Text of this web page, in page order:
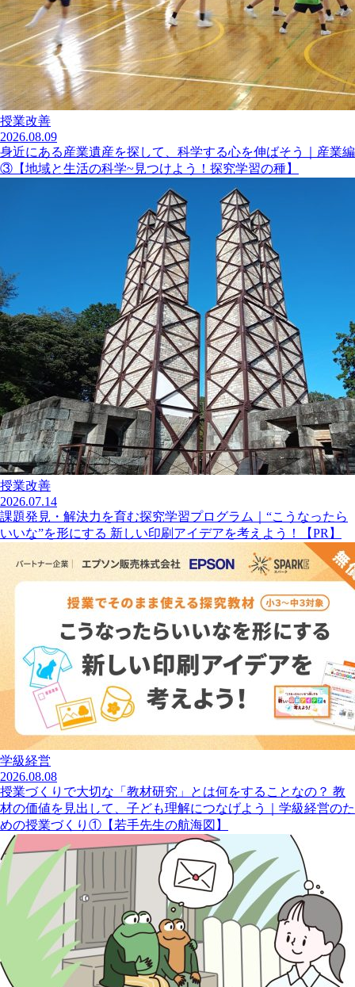
授業改善
2026.08.09
身近にある産業遺産を探して、科学する心を伸ばそう｜産業編
③【地域と生活の科学~見つけよう！探究学習の種】
授業改善
2026.07.14
課題発見・解決力を育む探究学習プログラム｜“こうなったら
いいな”を形にする 新しい印刷アイデアを考えよう！【PR】
学級経営
2026.08.08
授業づくりで大切な「教材研究」とは何をすることなの？ 教
材の価値を見出して、子ども理解につなげよう｜学級経営のた
めの授業づくり①【若手先生の航海図】